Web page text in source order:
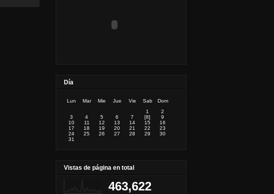
Día
Lun Mar Mie Jue Vie Sab
Dom
1
2
3
4 5 6 7 [8]
9
10
11 12 13 14 15
16
17
18 19 20 21 22
23
24
25 26 27 28 29
30
31
Vistas de página en total
463,622